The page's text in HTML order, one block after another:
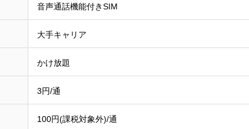
音声通話機能付きSIM
大手キャリア
かけ放題
3円/通
100円(課税対象外)/通